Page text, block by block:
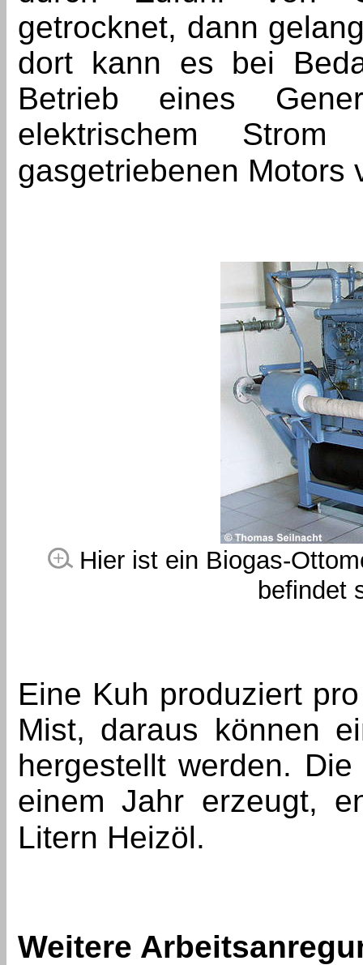
getrocknet, dann
dort kann es bei
Betrieb eines
elektrischem
gasgetriebenen Motors
Hier ist ein Biogas-
befindet
Eine Kuh produziert
Mist, daraus können
hergestellt werden.
einem Jahr erzeugt,
Litern Heizöl.
Weitere